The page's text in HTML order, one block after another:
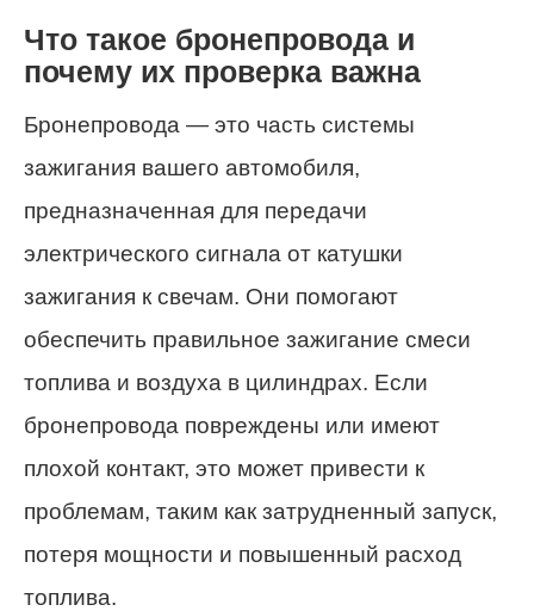
Что такое бронепровода и
почему их проверка важна
Бронепровода — это часть системы
зажигания вашего автомобиля,
предназначенная для передачи
электрического сигнала от катушки
зажигания к свечам. Они помогают
обеспечить правильное зажигание смеси
топлива и воздуха в цилиндрах. Если
бронепровода повреждены или имеют
плохой контакт, это может привести к
проблемам, таким как затрудненный запуск,
потеря мощности и повышенный расход
топлива.